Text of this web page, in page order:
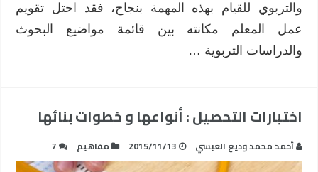
والتربوي للقيام بهذه المهمة بنجاح، فقد احتل تقويم
عمل المعلم مكانته بين قائمة مواضيع البحوث
والدراسات التربوية …
اختبارات التحصيل : أنواعها و خطوات بنائها
أحمد محمد وديع العبسي 2015/11/13 مفاهيم 7